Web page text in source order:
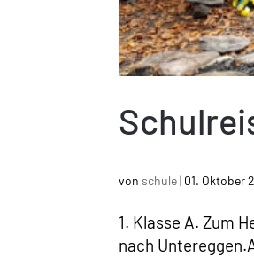
von schule| 01. Oktober
1. Klasse A. Zum
nach